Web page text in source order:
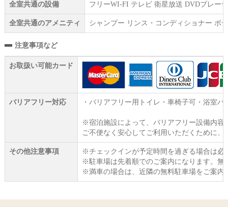
全室共通の設備 フリーWI‐FI テレビ 衛星放送 DVDプレー
全室共通のアメニティ シャンプー リンス・コンディショナー ボ
注意事項など
お取扱い可能カード
バリアフリー対応 ・バリアフリー用トイレ・車椅子可・浴室
※宿泊施設によって、バリアフリー設備内容
ご不便なく安心してご利用いただくために
その他注意事項
※チェックインが予定時間を過ぎる場合は必
※駐車場は先着順でのご案内になります。無
※満車の場合は、近隣の無料駐車場をご案内